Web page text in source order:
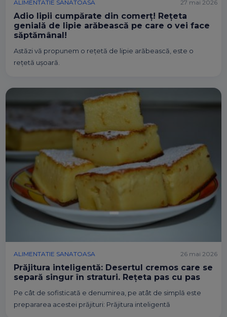
ALIMENTATIE SANATOASA
Adio lipii cumpărate din comerț! Rețeta
genială de lipie arăbească pe care o vei face
săptămânal!
Astăzi vă propunem o rețetă de lipie arăbească, este o
rețetă ușoară.
27 mai 2026
ALIMENTATIE SANATOASA
Prăjitura inteligentă: Desertul cremos care se
separă singur în straturi. Rețeta pas cu pas
Pe cât de sofisticată e denumirea, pe atât de simplă este
prepararea acestei prăjituri: Prăjitura inteligentă
26 mai 2026